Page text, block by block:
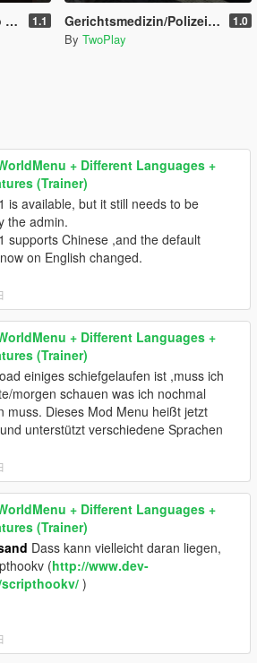
1.1 Gerichtsmedizin/Polizei (Coroner/Police) Boxville3 1.0
By TwoPlay
+ Different Languages +
(Trainer)
is available, but it still needs to be
the admin.
supports Chinese ,and the default
on English changed.
+ Different Languages +
(Trainer)
einiges schiefgelaufen ist ,muss ich
morgen schauen was ich nochmal
muss. Dieses Mod Menu heißt jetzt
unterstützt verschiedene Sprachen
+ Different Languages +
(Trainer)
Dass kann vielleicht daran liegen,
(http://www.dev-
)